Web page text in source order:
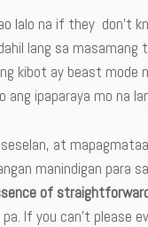
lalo na if they don’t
lang sa masamang
kibot ay beast mode
ang ipaparaya mo na
at
manindigan para
of
If you can’t please